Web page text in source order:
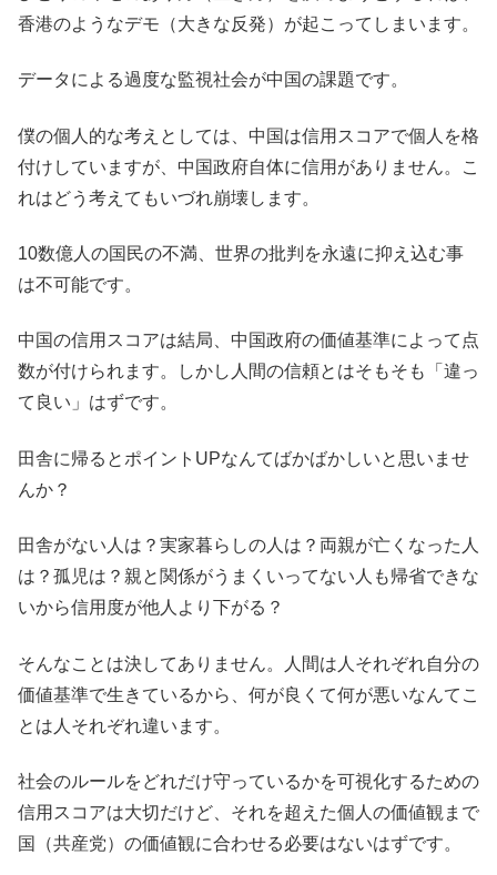
香港のようなデモ（大きな反発）が起こってしまいます。
データによる過度な監視社会が中国の課題です。
僕の個人的な考えとしては、中国は信用スコアで個人を格
付けしていますが、中国政府自体に信用がありません。こ
れはどう考えてもいづれ崩壊します。
10数億人の国民の不満、世界の批判を永遠に抑え込む事
は不可能です。
中国の信用スコアは結局、中国政府の価値基準によって点
数が付けられます。しかし人間の信頼とはそもそも「違っ
て良い」はずです。
田舎に帰るとポイントUPなんてばかばかしいと思いませ
んか？
田舎がない人は？実家暮らしの人は？両親が亡くなった人
は？孤児は？親と関係がうまくいってない人も帰省できな
いから信用度が他人より下がる？
そんなことは決してありません。人間は人それぞれ自分の
価値基準で生きているから、何が良くて何が悪いなんてこ
とは人それぞれ違います。
社会のルールをどれだけ守っているかを可視化するための
信用スコアは大切だけど、それを超えた個人の価値観まで
国（共産党）の価値観に合わせる必要はないはずです。